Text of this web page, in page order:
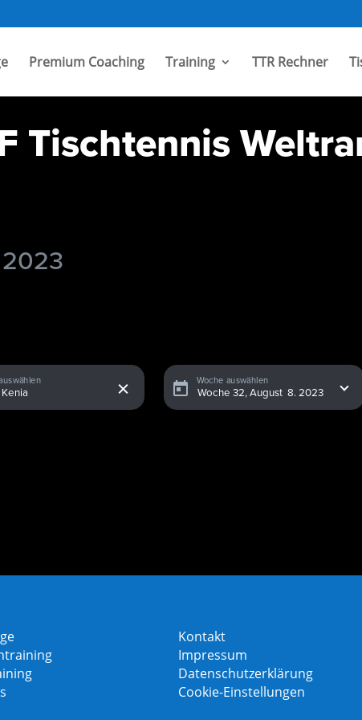
Premium Coaching Training TTR Rechner
Tischtennis
Woche auswählen
Kontakt
Impressum
Datenschutzerklärung
Cookie-Einstellungen